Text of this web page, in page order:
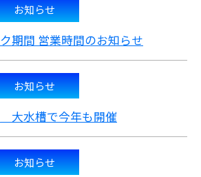
お知らせ
期間 営業時間のお知らせ
お知らせ
大水槽で今年も開催
お知らせ